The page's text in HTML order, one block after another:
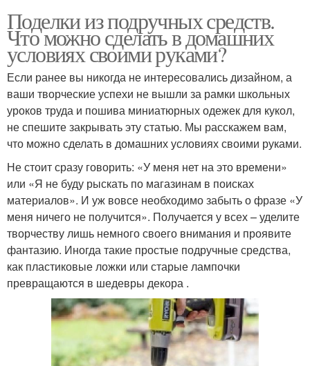
Поделки из подручных средств.
Что можно сделать в домашних
условиях своими руками?
Если ранее вы никогда не интересовались дизайном, а
ваши творческие успехи не вышли за рамки школьных
уроков труда и пошива миниатюрных одежек для кукол,
не спешите закрывать эту статью. Мы расскажем вам,
что можно сделать в домашних условиях своими руками.
Не стоит сразу говорить: «У меня нет на это времени»
или «Я не буду рыскать по магазинам в поисках
материалов». И уж вовсе необходимо забыть о фразе «У
меня ничего не получится». Получается у всех – уделите
творчеству лишь немного своего внимания и проявите
фантазию. Иногда такие простые подручные средства,
как пластиковые ложки или старые лампочки
превращаются в шедевры декора .